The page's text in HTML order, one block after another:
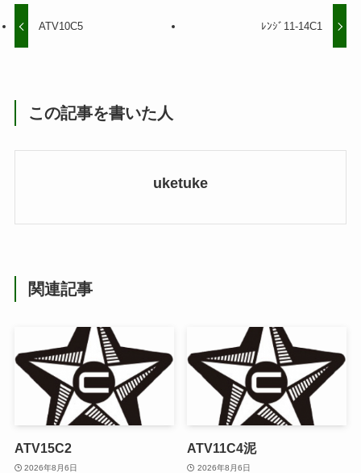
ATV10C5 ﾚﾝｼﾞ11-14C1
この記事を書いた人
uketuke
関連記事
ATV15C2
2026年8月6日
ATV11C4泥
2026年8月6日